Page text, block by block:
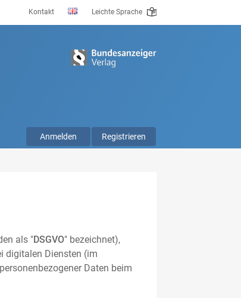
Kontakt Leichte Sprache
Anmelden Registrieren
als "DSGVO" bezeichnet),
digitalen Diensten (im
Daten beim